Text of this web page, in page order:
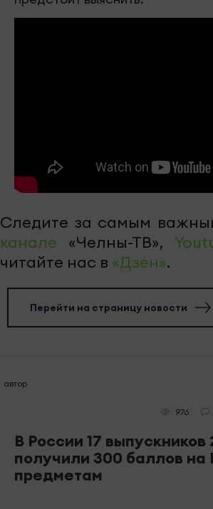
Следите за самым
канале «Челны-ТВ»,
читайте нас в «Дзен».
Перейти на страницу новости
автор
976
В России 17 выпускников
получили 300 баллов на
предметам